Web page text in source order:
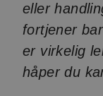
eller
fortjener
er virkelig
håper du